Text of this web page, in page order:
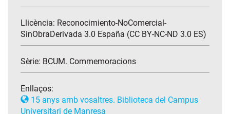
Llicència: Reconocimiento-NoComercial-
SinObraDerivada 3.0 España (CC BY-NC-ND 3.0 ES)
Sèrie: BCUM. Commemoracions
Enllaços:
15 anys amb vosaltres. Biblioteca del Campus
Universitari de Manresa